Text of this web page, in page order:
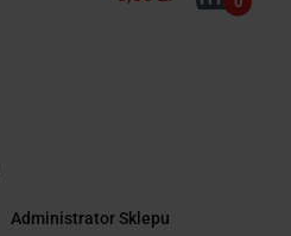
Administrator Sklepu